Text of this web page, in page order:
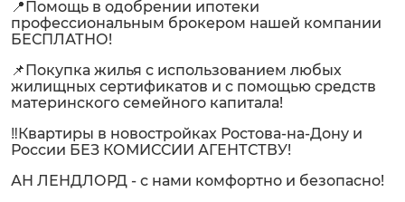
📍Помощь в одобрении ипотеки
профессиональным брокером нашей компании
БЕСПЛАТНО!
📌Покупка жилья с использованием любых
жилищных сертификатов и с помощью средств
материнского семейного капитала!
‼️Квартиры в новостройках Ростова-на-Дону и
России БЕЗ КОМИССИИ АГЕНТСТВУ!
АН ЛЕНДЛОРД - с нами комфортно и безопасно!